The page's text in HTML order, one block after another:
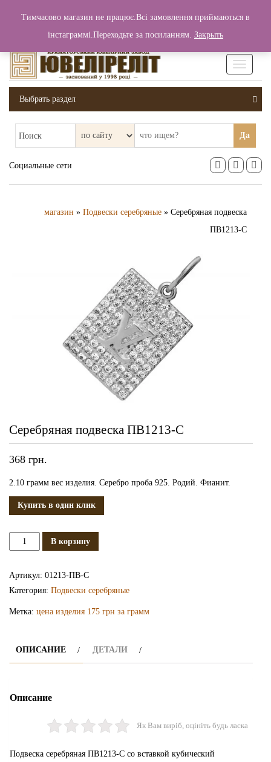
Вход / Регистрация 0 грн.
Выбрать раздел
Поиск Да
Социальные сети
магазин » Подвески серебряные » Серебряная подвеска
ПВ1213-С
Серебряная подвеска ПВ1213-С
368 грн.
2.10 грамм вес изделия. Серебро проба 925. Родий. Фианит.
Купить в один клик
КоличествоВ корзину
Артикул: 01213-ПВ-С
Категория: Подвески серебряные
Метка: цена изделия 175 грн за грамм
ОПИСАНИЕ ДЕТАЛИ
Описание
Як Вам виріб, оцініть будь ласка
Подвеска серебряная ПВ1213-С со вставкой кубический
Тимчасово магазин не працює.Всі замовлення приймаються в
інстаграммі.Переходьте за посиланням. Закрыть